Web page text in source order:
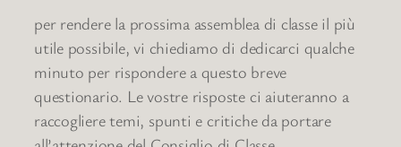
per rendere la prossima assemblea di classe il più
utile possibile, vi chiediamo di dedicarci qualche
minuto per rispondere a questo breve
questionario. Le vostre risposte ci aiuteranno a
raccogliere temi, spunti e critiche da portare